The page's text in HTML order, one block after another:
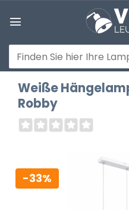
Inhalt
Suchen
nach:
Weiße
Robby
-33%